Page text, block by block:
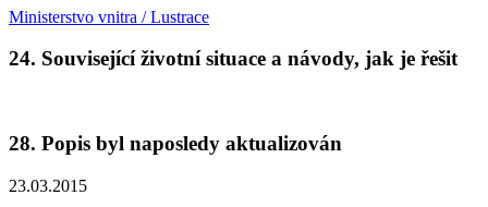
Ministerstvo vnitra / Lustrace
24. Související životní situace a návody, jak je řešit
28. Popis byl naposledy aktualizován
23.03.2015